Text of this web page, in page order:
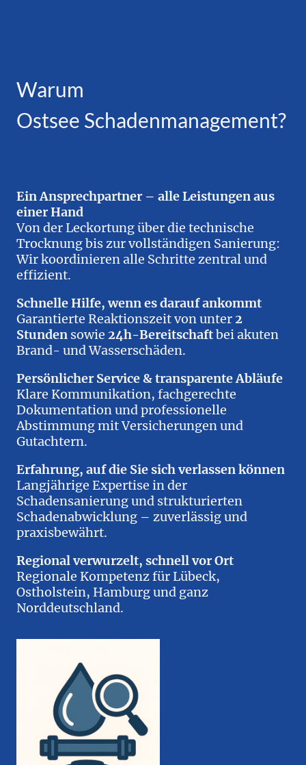
Warum
Ostsee Schadenmanagement?
Ein Ansprechpartner – alle Leistungen aus
einer Hand
Von der Leckortung über die technische
Trocknung bis zur vollständigen Sanierung:
Wir koordinieren alle Schritte zentral und
effizient.
Schnelle Hilfe, wenn es darauf ankommt
Garantierte Reaktionszeit von unter2
Stunden sowie 24h-Bereitschaftbei akuten
Brand- und Wasserschäden.
Persönlicher Service & transparente Abläufe
Klare Kommunikation, fachgerechte
Dokumentation und professionelle
Abstimmung mit Versicherungen und
Gutachtern.
Erfahrung, auf die Sie sich verlassen können
Langjährige Expertise in der
Schadensanierung und strukturierten
Schadenabwicklung – zuverlässig und
praxisbewährt.
Regional verwurzelt, schnell vor Ort
Regionale Kompetenz für Lübeck,
Ostholstein, Hamburg und ganz
Norddeutschland.